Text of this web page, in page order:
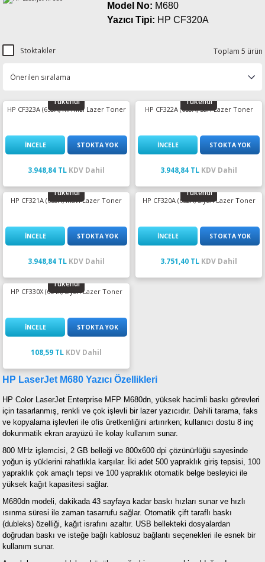
Pro
Model No: M680
Yazıcı Tipi: HP CF320A
Stoktakiler Toplam 5 ürün
Tükendi
HP CF323A (653A) Kırmızı Lazer Toner
İNCELE STOKTA YOK
3.948,84 TL KDV Dahil
Tükendi
HP CF322A (653A) Sarı Lazer Toner
İNCELE STOKTA YOK
3.948,84 TL KDV Dahil
Tükendi
HP CF321A (653A) Mavi Lazer Toner
İNCELE STOKTA YOK
3.948,84 TL KDV Dahil
Tükendi
HP CF320A (652A) Siyah Lazer Toner
İNCELE STOKTA YOK
3.751,40 TL KDV Dahil
Tükendi
HP CF330X (654X) Siyah Lazer Toner
İNCELE STOKTA YOK
108,59 TL KDV Dahil
HP LaserJet M680 Yazıcı Özellikleri
HP Color LaserJet Enterprise MFP M680dn, yüksek hacimli baskı görevleri
için tasarlanmış, renkli ve çok işlevli bir lazer yazıcıdır. Dahili tarama, faks
ve kopyalama işlevleri ile ofis üretkenliğini artırırken; kullanıcı dostu 8 inç
dokunmatik ekran arayüzü ile kolay kullanım sunar.
800 MHz işlemcisi, 2 GB belleği ve 800x600 dpi çözünürlüğü sayesinde
yoğun iş yüklerini rahatlıkla karşılar. İki adet 500 yapraklık giriş tepsisi, 100
yapraklık çok amaçlı tepsi ve 100 yapraklık otomatik belge besleyici ile
yüksek kağıt kapasitesi sağlar.
M680dn modeli, dakikada 43 sayfaya kadar baskı hızları sunar ve hızlı
ısınma süresi ile zaman tasarrufu sağlar. Otomatik çift taraflı baskı
(dubleks) özelliği, kağıt israfını azaltır. USB bellekteki dosyalardan
doğrudan baskı ve isteğe bağlı kablosuz bağlantı seçenekleri ile esnek bir
kullanım sunar.